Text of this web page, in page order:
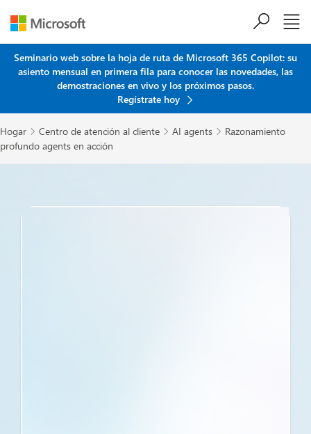
Seminario web sobre la hoja de ruta de Microsoft 365 Copilot: su
asiento mensual en primera fila para conocer las novedades, las
demostraciones en vivo y los próximos pasos.
Regístrate hoy
Hogar  Centro de atención al cliente  AI agents 
Razonamiento
profundo agents en acción